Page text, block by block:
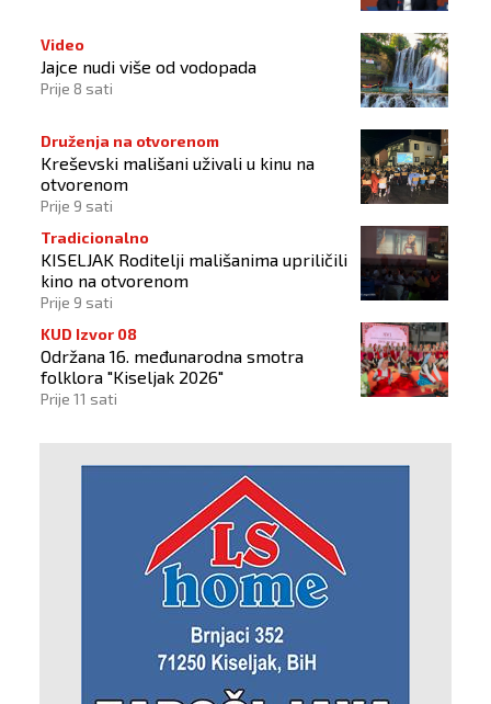
Video
Jajce nudi više od vodopada
Prije 8 sati
Druženja na otvorenom
Kreševski mališani uživali u kinu na
otvorenom
Prije 9 sati
Tradicionalno
KISELJAK Roditelji mališanima upriličili
kino na otvorenom
Prije 9 sati
KUD Izvor 08
Održana 16. međunarodna smotra
folklora "Kiseljak 2026"
Prije 11 sati